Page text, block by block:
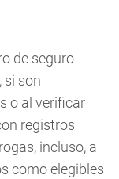
de seguro
si son
o al verificar
registros
incluso, a
como elegibles